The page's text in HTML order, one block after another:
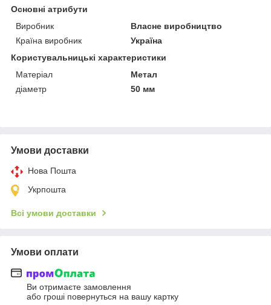
Основні атрибути
Виробник
Власне виробництво
Країна виробник
Україна
Користувальницькі характеристики
Матеріал
Метал
діаметр
50 мм
Умови доставки
Нова Пошта
Укрпошта
Всі умови доставки
Умови оплати
Ви отримаєте замовлення
або гроші повернуться на вашу картку